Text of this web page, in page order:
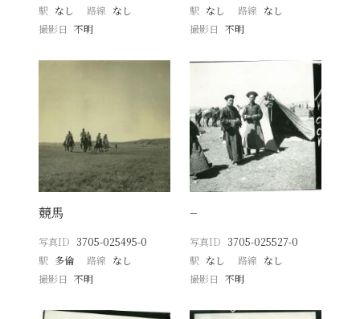
駅 なし 路線 なし
撮影日
不明
駅 なし 路線 なし
撮影日 不明
競馬
写真ID 3705-025495-0
駅 多倫 路線 なし
撮影日
不明
−
写真ID 3705-025527-0
駅 なし 路線 なし
撮影日 不明